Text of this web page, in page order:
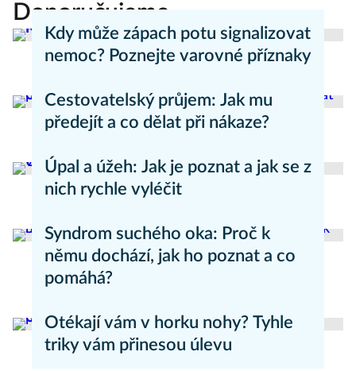
Doporučujeme
Kdy může zápach potu signalizovat
nemoc? Poznejte varovné příznaky
Cestovatelský průjem: Jak mu
předejít a co dělat při nákaze?
Aneta Valešová
Úpal a úžeh: Jak je poznat a jak se z
nich rychle vyléčit
Syndrom suchého oka: Proč k
němu dochází, jak ho poznat a co
pomáhá?
Otékají vám v horku nohy? Tyhle
triky vám přinesou úlevu